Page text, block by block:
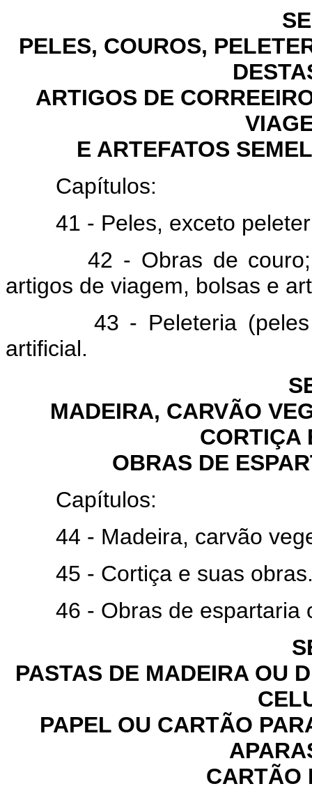
PELES, COUROS,
ARTIGOS DE
E ARTEFATOS
Capítulos:
41 - Peles, exceto
42 - Obras de couro;
artigos de viagem, bolsas e
43 - Peleteria (peles
artificial.
MADEIRA, CARVÃO
CORTIÇA
OBRAS DE
Capítulos:
44 - Madeira, carvão
45 - Cortiça e suas
46 - Obras de espartaria
PASTAS DE MADEIRA OU
PAPEL OU CARTÃO
CARTÃO